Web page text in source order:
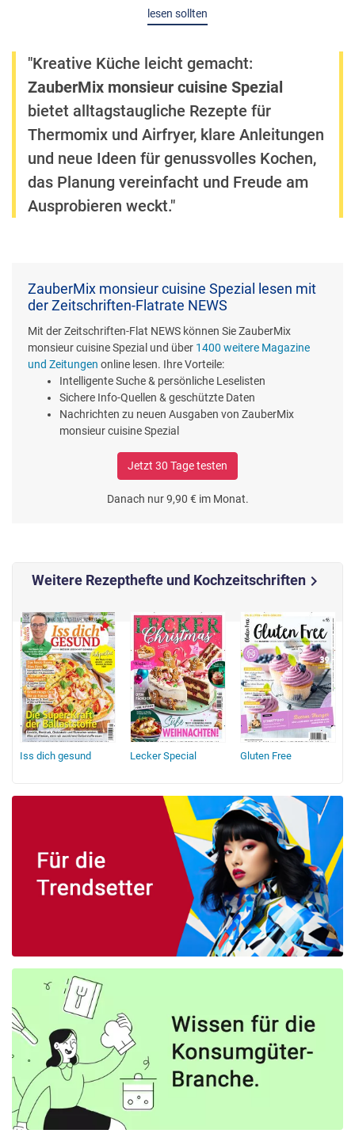
lesen sollten
"Kreative Küche leicht gemacht:
ZauberMix monsieur cuisine Spezial
bietet alltagstaugliche Rezepte für
Thermomix und Airfryer, klare Anleitungen
und neue Ideen für genussvolles Kochen,
das Planung vereinfacht und Freude am
Ausprobieren weckt."
ZauberMix monsieur cuisine Spezial lesen mit
der Zeitschriften-Flatrate NEWS
Mit der Zeitschriften-Flat NEWS können Sie ZauberMix
monsieur cuisine Spezial und über 1400 weitere Magazine
und Zeitungen online lesen. Ihre Vorteile:
Intelligente Suche & persönliche Leselisten
Sichere Info-Quellen & geschützte Daten
Nachrichten zu neuen Ausgaben von ZauberMix
monsieur cuisine Spezial
Jetzt 30 Tage testen
Danach nur 9,90 € im Monat.
Weitere Rezepthefte und Kochzeitschriftenchevron_right
Iss dich gesund Lecker Special Gluten Free